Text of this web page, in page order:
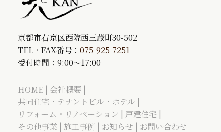
京都市右京区西院西三蔵町30-502
TEL・FAX番号： 075-925-7251
受付時間：9:00～17:00
HOME
会社概要
共同住宅・テナントビル・ホテル
リフォーム・リノベーション
戸建住宅
その他事業
施工事例 お知らせ お問い合わせ